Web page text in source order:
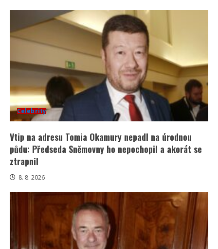
Celebrity
Vtip na adresu Tomia Okamury nepadl na úrodnou
půdu: Předseda Sněmovny ho nepochopil a akorát se
ztrapnil
8. 8. 2026